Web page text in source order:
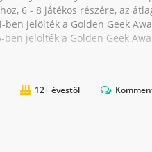
6 - 8 játékos részére, az
ben jelölték a Golden Geek
jelölték a Golden Geek
12+ évestől